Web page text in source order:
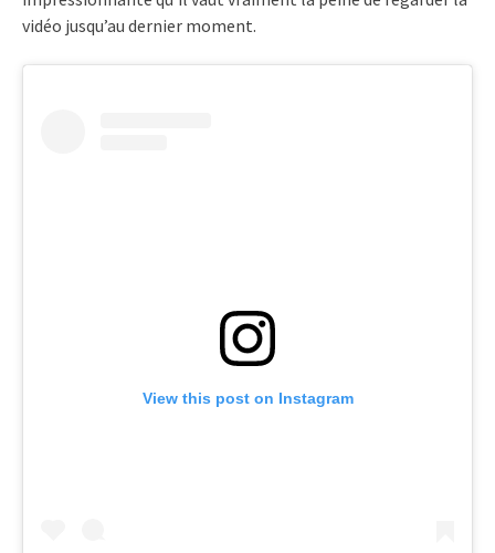
vidéo jusqu’au dernier moment.
View this post on Instagram